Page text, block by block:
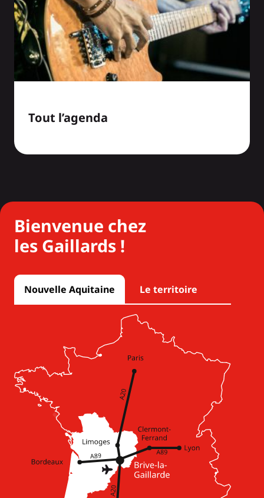
Tout l’agenda
Bienvenue chez
les Gaillards !
Nouvelle Aquitaine Le territoire